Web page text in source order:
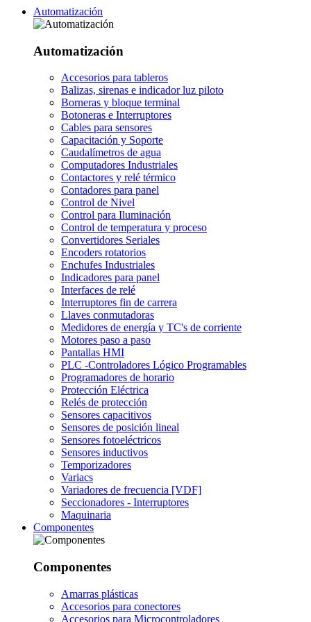
Automatización
Automatización
Accesorios para tableros
Balizas, sirenas e indicador luz piloto
Borneras y bloque terminal
Botoneras e Interruptores
Cables para sensores
Capacitación y Soporte
Caudalímetros de agua
Computadores Industriales
Contactores y relé térmico
Contadores para panel
Control de Nivel
Control para Iluminación
Control de temperatura y proceso
Convertidores Seriales
Encoders rotatorios
Enchufes Industriales
Indicadores para panel
Interfaces de relé
Interruptores fin de carrera
Llaves conmutadoras
Medidores de energía y TC's de corriente
Motores paso a paso
Pantallas HMI
PLC -Controladores Lógico Programables
Programadores de horario
Protección Eléctrica
Relés de protección
Sensores capacitivos
Sensores de posición lineal
Sensores fotoeléctricos
Sensores inductivos
Temporizadores
Variacs
Variadores de frecuencia [VDF]
Seccionadores - Interruptores
Maquinaria
Componentes
Componentes
Amarras plásticas
Accesorios para conectores
Accesorios para Microcontroladores